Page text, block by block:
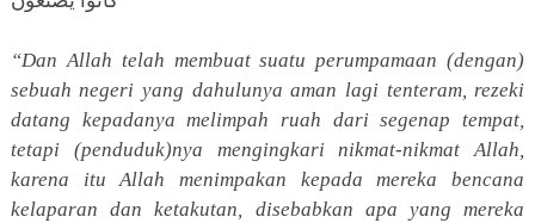
“Dan Allah telah membuat suatu perumpamaan (dengan)
sebuah negeri yang dahulunya aman lagi tenteram, rezeki
datang kepadanya melimpah ruah dari segenap tempat,
tetapi (penduduk)nya mengingkari nikmat-nikmat Allah,
karena itu Allah menimpakan kepada mereka bencana
kelaparan dan ketakutan, disebabkan apa yang mereka